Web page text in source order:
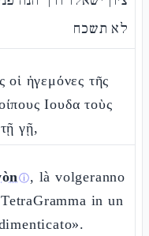
לא תשכח
οἱ ἡγεμόνες τῆς
Ιουδα τοὺς
γῇ,
ⓘ, là volgeranno
in un